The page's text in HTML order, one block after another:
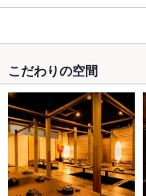
こだわりの空間